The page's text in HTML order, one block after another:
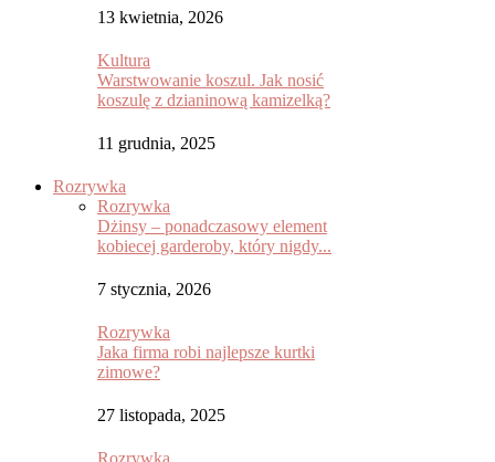
13 kwietnia, 2026
Kultura
Warstwowanie koszul. Jak nosić
koszulę z dzianinową kamizelką?
11 grudnia, 2025
Rozrywka
Rozrywka
Dżinsy – ponadczasowy element
kobiecej garderoby, który nigdy...
7 stycznia, 2026
Rozrywka
Jaka firma robi najlepsze kurtki
zimowe?
27 listopada, 2025
Rozrywka